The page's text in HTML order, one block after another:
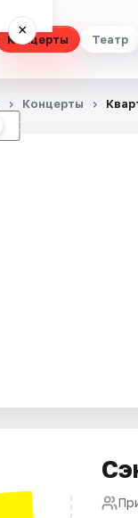
Концерты Театр
×
☾
Концерты